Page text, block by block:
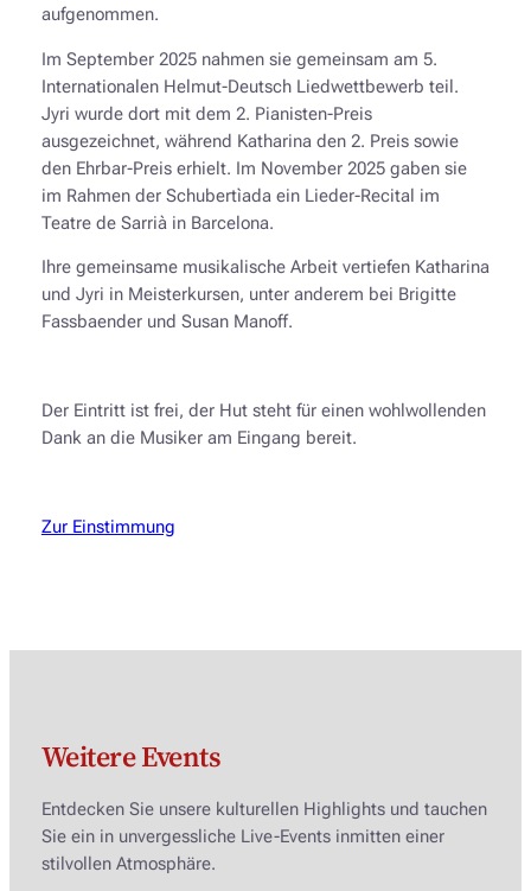
aufgenommen.
Im September 2025 nahmen sie gemeinsam am 5.
Internationalen Helmut-Deutsch Liedwettbewerb teil.
Jyri wurde dort mit dem 2. Pianisten-Preis
ausgezeichnet, während Katharina den 2. Preis sowie
den Ehrbar-Preis erhielt. Im November 2025 gaben sie
im Rahmen der Schubertìada ein Lieder-Recital im
Teatre de Sarrià in Barcelona.
Ihre gemeinsame musikalische Arbeit vertiefen Katharina
und Jyri in Meisterkursen, unter anderem bei Brigitte
Fassbaender und Susan Manoff.
Der Eintritt ist frei, der Hut steht für einen wohlwollenden
Dank an die Musiker am Eingang bereit.
Zur Einstimmung
Weitere Events
Entdecken Sie unsere kulturellen Highlights und tauchen
Sie ein in unvergessliche Live-Events inmitten einer
stilvollen Atmosphäre.